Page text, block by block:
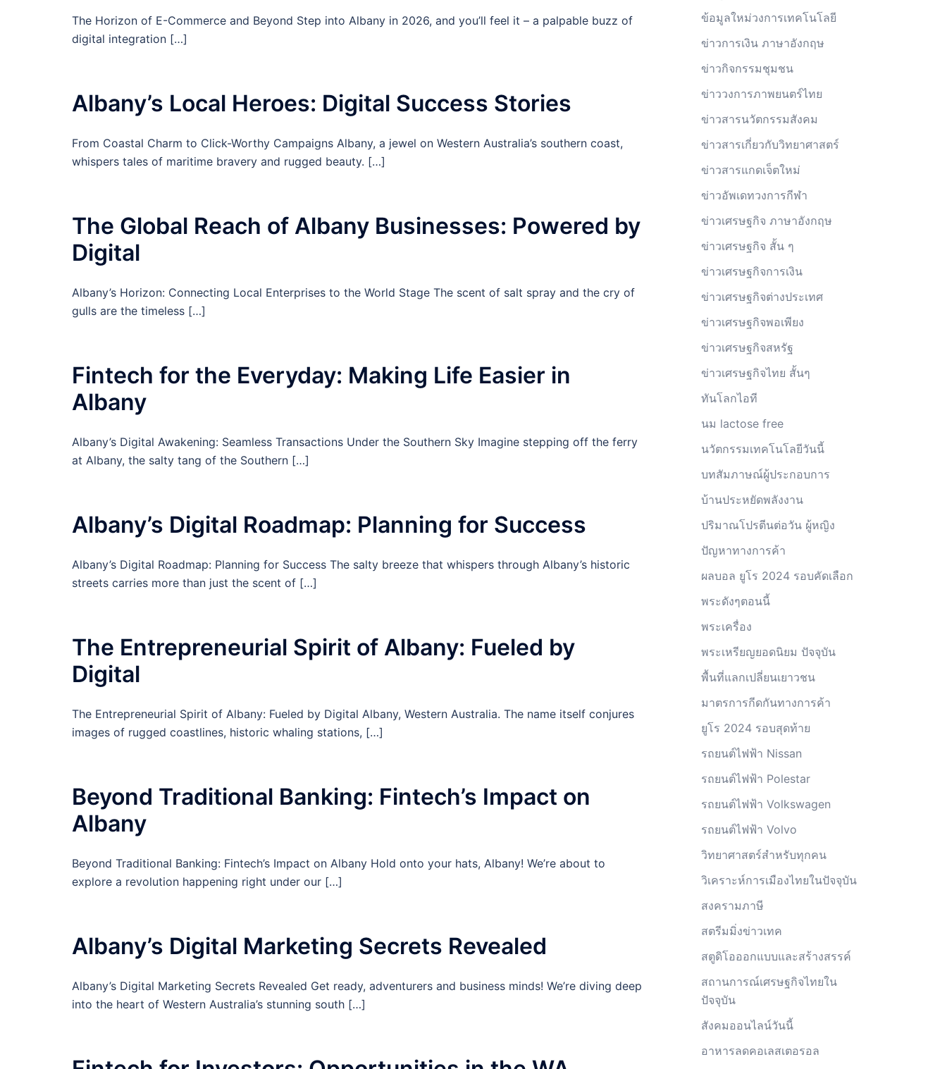
The Horizon of E-Commerce and Beyond Step into Albany in 2026, and you’ll feel it – a palpable buzz of
digital integration […]
Albany’s Local Heroes: Digital Success Stories
From Coastal Charm to Click-Worthy Campaigns Albany, a jewel on Western Australia’s southern coast,
whispers tales of maritime bravery and rugged beauty. […]
The Global Reach of Albany Businesses: Powered by
Digital
Albany’s Horizon: Connecting Local Enterprises to the World Stage The scent of salt spray and the cry of
gulls are the timeless […]
Fintech for the Everyday: Making Life Easier in
Albany
Albany’s Digital Awakening: Seamless Transactions Under the Southern Sky Imagine stepping off the ferry
at Albany, the salty tang of the Southern […]
Albany’s Digital Roadmap: Planning for Success
Albany’s Digital Roadmap: Planning for Success The salty breeze that whispers through Albany’s historic
streets carries more than just the scent of […]
The Entrepreneurial Spirit of Albany: Fueled by
Digital
The Entrepreneurial Spirit of Albany: Fueled by Digital Albany, Western Australia. The name itself conjures
images of rugged coastlines, historic whaling stations, […]
Beyond Traditional Banking: Fintech’s Impact on
Albany
Beyond Traditional Banking: Fintech’s Impact on Albany Hold onto your hats, Albany! We’re about to
explore a revolution happening right under our […]
Albany’s Digital Marketing Secrets Revealed
Albany’s Digital Marketing Secrets Revealed Get ready, adventurers and business minds! We’re diving deep
into the heart of Western Australia’s stunning south […]
ข้อมูลใหม่วงการเทคโนโลยี
ข่าวการเงิน ภาษาอังกฤษ
ข่าวกิจกรรมชุมชน
ข่าววงการภาพยนตร์ไทย
ข่าวสารนวัตกรรมสังคม
ข่าวสารเกี่ยวกับวิทยาศาสตร์
ข่าวสารแกดเจ็ตใหม่
ข่าวอัพเดทวงการกีฬา
ข่าวเศรษฐกิจ ภาษาอังกฤษ
ข่าวเศรษฐกิจ สั้น ๆ
ข่าวเศรษฐกิจการเงิน
ข่าวเศรษฐกิจต่างประเทศ
ข่าวเศรษฐกิจพอเพียง
ข่าวเศรษฐกิจสหรัฐ
ข่าวเศรษฐกิจไทย สั้นๆ
ทันโลกไอที
นม lactose free
นวัตกรรมเทคโนโลยีวันนี้
บทสัมภาษณ์ผู้ประกอบการ
บ้านประหยัดพลังงาน
ปริมาณโปรตีนต่อวัน ผู้หญิง
ปัญหาทางการค้า
ผลบอล ยูโร 2024 รอบคัดเลือก
พระดังๆตอนนี้
พระเครื่อง
พระเหรียญยอดนิยม ปัจจุบัน
พื้นที่แลกเปลี่ยนเยาวชน
มาตรการกีดกันทางการค้า
ยูโร 2024 รอบสุดท้าย
รถยนต์ไฟฟ้า Nissan
รถยนต์ไฟฟ้า Polestar
รถยนต์ไฟฟ้า Volkswagen
รถยนต์ไฟฟ้า Volvo
วิทยาศาสตร์สำหรับทุกคน
วิเคราะห์การเมืองไทยในปัจจุบัน
สงครามภาษี
สตรีมมิ่งข่าวเทค
สตูดิโอออกแบบและสร้างสรรค์
สถานการณ์เศรษฐกิจไทยใน
ปัจจุบัน
สังคมออนไลน์วันนี้
อาหารลดคอเลสเตอรอล